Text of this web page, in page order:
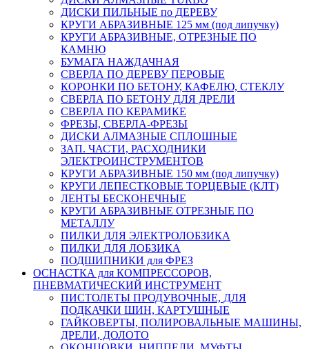
ДИСКИ ПИЛЬНЫЕ по ДЕРЕВУ
КРУГИ АБРАЗИВНЫЕ 125 мм (под липучку)
КРУГИ АБРАЗИВНЫЕ, ОТРЕЗНЫЕ ПО
КАМНЮ
БУМАГА НАЖДАЧНАЯ
СВЕРЛА ПО ДЕРЕВУ ПЕРОВЫЕ
КОРОНКИ ПО БЕТОНУ, КАФЕЛЮ, СТЕКЛУ
СВЕРЛА ПО БЕТОНУ ДЛЯ ДРЕЛИ
СВЕРЛА ПО КЕРАМИКЕ
ФРЕЗЫ, СВЕРЛА-ФРЕЗЫ
ДИСКИ АЛМАЗНЫЕ СПЛОШНЫЕ
ЗАП. ЧАСТИ, РАСХОДНИКИ
ЭЛЕКТРОИНСТРУМЕНТОВ
КРУГИ АБРАЗИВНЫЕ 150 мм (под липучку)
КРУГИ ЛЕПЕСТКОВЫЕ ТОРЦЕВЫЕ (КЛТ)
ЛЕНТЫ БЕСКОНЕЧНЫЕ
КРУГИ АБРАЗИВНЫЕ ОТРЕЗНЫЕ ПО
МЕТАЛЛУ
ПИЛКИ ДЛЯ ЭЛЕКТРОЛОБЗИКА
ПИЛКИ ДЛЯ ЛОБЗИКА
ПОДШИПНИКИ для ФРЕЗ
ОСНАСТКА для КОМПРЕССОРОВ,
ПНЕВМАТИЧЕСКИЙ ИНСТРУМЕНТ
ПИСТОЛЕТЫ ПРОДУВОЧНЫЕ, ДЛЯ
ПОДКАЧКИ ШИН, КАРТУШНЫЕ
ГАЙКОВЕРТЫ, ПОЛИРОВАЛЬНЫЕ МАШИНЫ,
ДРЕЛИ, ДОЛОТО